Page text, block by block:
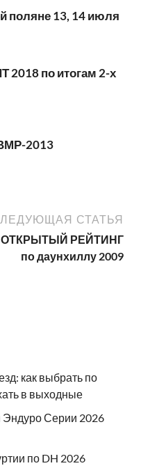
поляне 13, 14 июля
2018 по итогам 2-х
2013
СТАТЬЯ
ОТКРЫТЫЙ РЕЙТИНГ
по даунхиллу 2009
как выбрать по
в выходные
Эндуро Серии 2026
по DH 2026